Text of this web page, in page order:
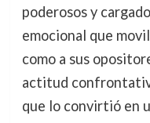
poderosos y
emocional que
como a sus
actitud
que lo convirtió en